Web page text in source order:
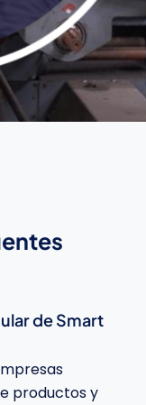
de Smart
productos y